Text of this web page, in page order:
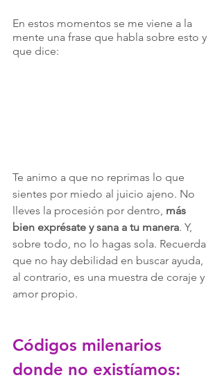
En estos momentos se me viene a la
mente una frase que habla sobre esto y
que dice:
Te animo a que no reprimas lo que
sientes por miedo al juicio ajeno. No
lleves la procesión por dentro, más
bien exprésate y sana a tu manera. Y,
sobre todo, no lo hagas sola. Recuerda
que no hay debilidad en buscar ayuda,
al contrario, es una muestra de coraje y
amor propio.
Códigos milenarios
donde no existíamos: